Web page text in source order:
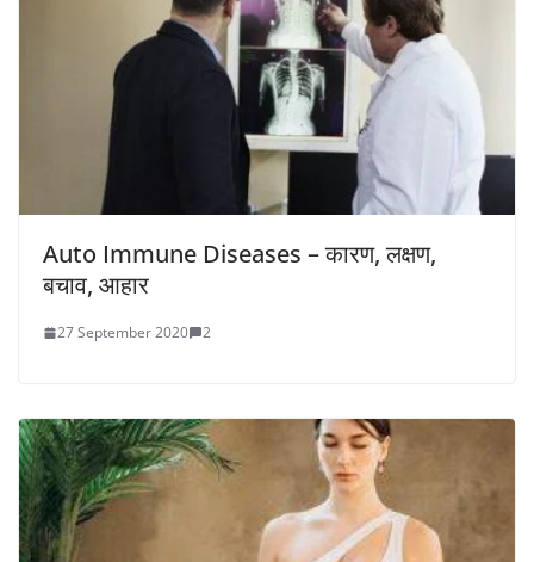
Auto Immune Diseases – कारण, लक्षण,
बचाव, आहार
27 September 2020 2